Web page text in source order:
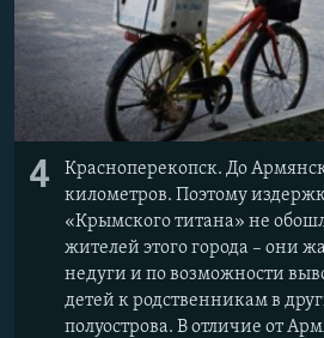
4
Красноперекопск. До
километров. Поэтому
«Крымского титана» не
жителей этого города – они
недуги и по возможности
детей к родственникам в
полуострова. В отличие от